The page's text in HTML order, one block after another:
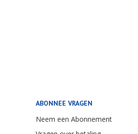
ABONNEE VRAGEN
Neem een Abonnement